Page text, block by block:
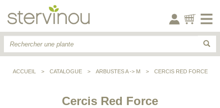
ACCUEIL > CATALOGUE > ARBUSTES A -> M > CERCIS RED FORCE
Cercis Red Force